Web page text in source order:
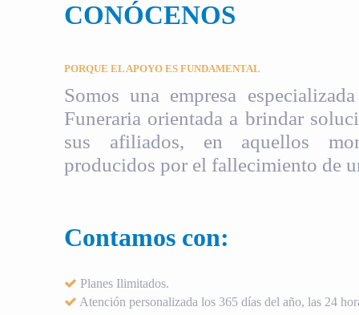
CONÓCENOS
PORQUE EL APOYO ES FUNDAMENTAL
Somos una empresa
Funeraria orientada a brindar
sus afiliados, en aquellos
producidos por el fallecimiento de
Contamos con:
Planes Ilimitados.
Atención personalizada los 365 días del año, las 24